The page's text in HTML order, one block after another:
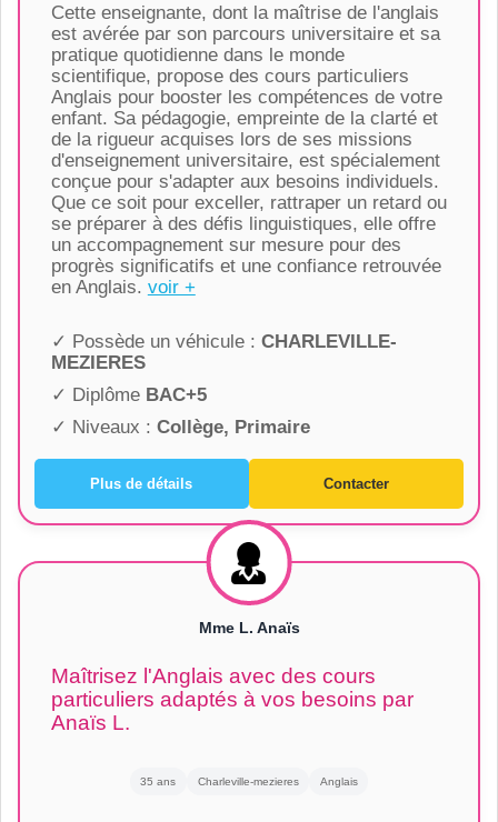
Cette enseignante, dont la maîtrise de l'anglais
est avérée par son parcours universitaire et sa
pratique quotidienne dans le monde
scientifique, propose des cours particuliers
Anglais pour booster les compétences de votre
enfant. Sa pédagogie, empreinte de la clarté et
de la rigueur acquises lors de ses missions
d'enseignement universitaire, est spécialement
conçue pour s'adapter aux besoins individuels.
Que ce soit pour exceller, rattraper un retard ou
se préparer à des défis linguistiques, elle offre
un accompagnement sur mesure pour des
progrès significatifs et une confiance retrouvée
en Anglais. voir +
✓ Possède un véhicule : CHARLEVILLE-
MEZIERES
✓ Diplôme BAC+5
✓ Niveaux : Collège, Primaire
Plus de détails Contacter
Mme L. Anaïs
Maîtrisez l'Anglais avec des cours
particuliers adaptés à vos besoins par
Anaïs L.
35 ans Charleville-mezieres Anglais